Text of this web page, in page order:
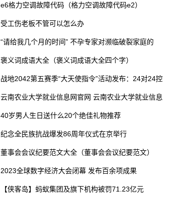
e6格力空调故障代码（格力空调故障代码e2）
受工伤老板不管可以怎么办
“请给我几个月的时间” 不孕专家对濒临破裂家庭的
褒义词成语大全（褒义词成语大全四个字）
战地2042第五赛季“大天使指令”活动发布：24对24控
云南农业大学就业信息网官网 云南农业大学就业信息
40岁男人生日送什么20个绝佳礼物推荐
纪念全民族抗战爆发86周年仪式在京举行
董事会会议纪要范文大全（董事会会议纪要范文）
2023全球数字经济大会闭幕 发布百余项成果
【侠客岛】蚂蚁集团及旗下机构被罚71.23亿元